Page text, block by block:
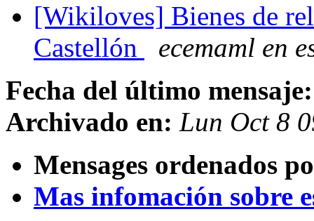
[Wikiloves] Bienes de
Castellón
ecemaml en
Fecha del último mensaje:
Archivado en: Lun Oct 8
Mensages ordenados
Mas infomación sobre